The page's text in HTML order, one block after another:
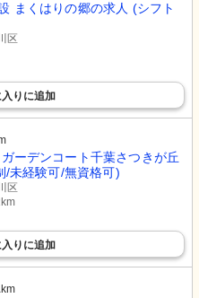
まくはりの郷の求人 (シフト
区
り に追加
ーデンコート千葉さつきが丘
/未経験可/無資格可)
区
り に追加
km